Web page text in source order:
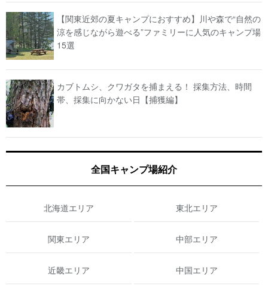
【関東近郊の夏キャンプにおすすめ】川や森で“自然の
涼を感じながら遊べる”ファミリーに人気のキャンプ場
15選
カブトムシ、クワガタを捕まえる！ 採集方法、時間
帯、採集に向かない日【捕獲編】
全国キャンプ場紹介
北海道エリア 東北エリア
関東エリア 中部エリア
近畿エリア 中国エリア